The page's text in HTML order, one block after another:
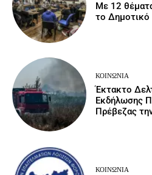
Με 12
το
ΚΟΙΝΩΝΙΑ
Έκτακτο
Εκδήλωσης
Πρέβεζας
ΚΟΙΝΩΝΙΑ